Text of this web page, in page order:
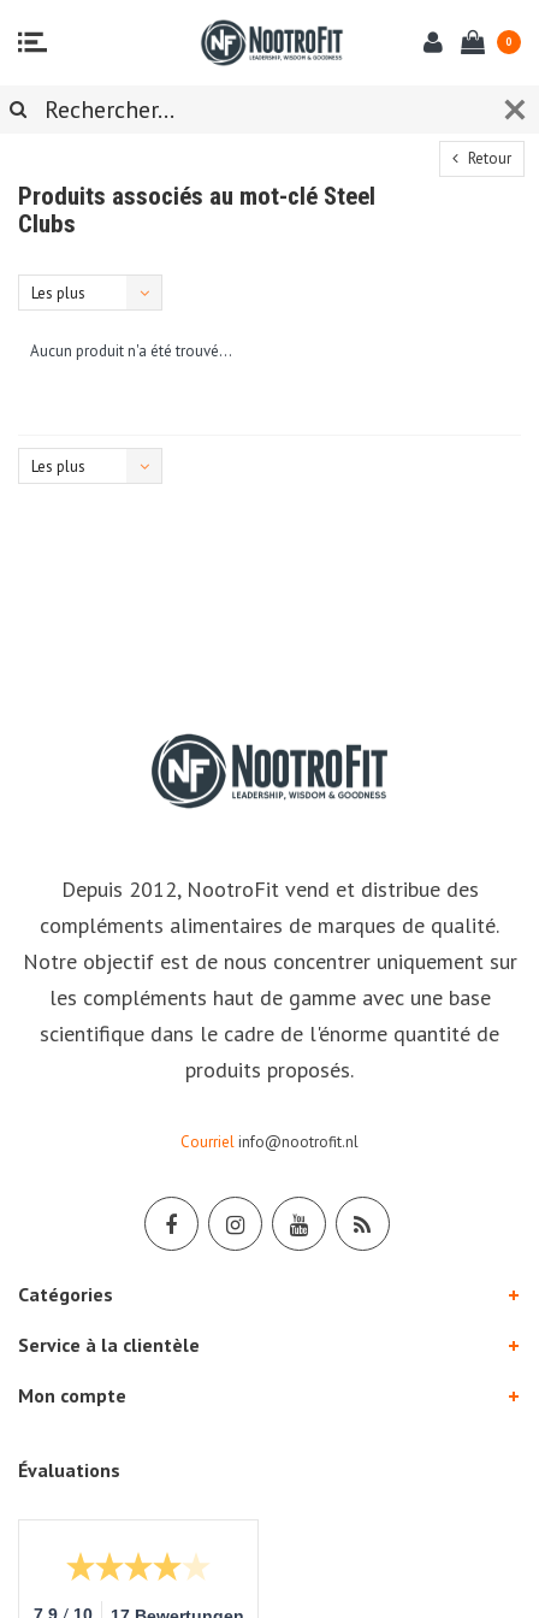
0
Retour
Produits associés au mot-clé Steel
Clubs
Les plus
Aucun produit n'a été trouvé...
Les plus
Depuis 2012, NootroFit vend et distribue des
compléments alimentaires de marques de qualité.
Notre objectif est de nous concentrer uniquement sur
les compléments haut de gamme avec une base
scientifique dans le cadre de l'énorme quantité de
produits proposés.
Courrielinfo@nootrofit.nl
Catégories
Service à la clientèle
Mon compte
Évaluations